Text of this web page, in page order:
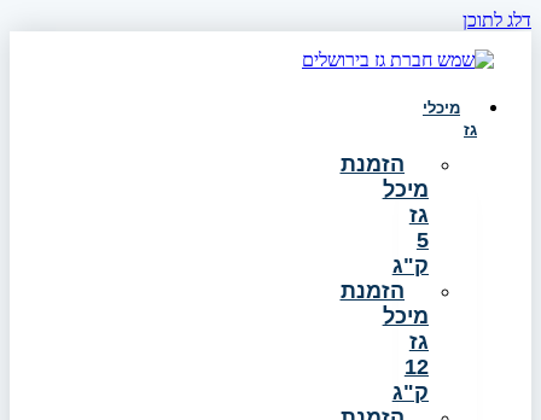
דלג לתוכן
מיכלי
גז
הזמנת
מיכל
גז
5
ק"ג
הזמנת
מיכל
גז
12
ק"ג